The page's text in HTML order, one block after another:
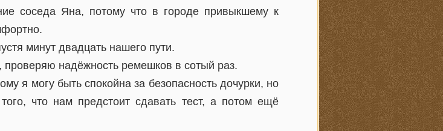
соседа Яна, потому что в городе привыкшему к
минут двадцать нашего пути.
надёжность ремешков в сотый раз.
я могу быть спокойна за безопасность дочурки, но
что нам предстоит сдавать тест, а потом ещё